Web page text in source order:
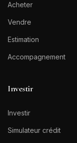
Acheter
Vendre
Estimation
Accompagnement
Investir
Investir
Simulateur crédit